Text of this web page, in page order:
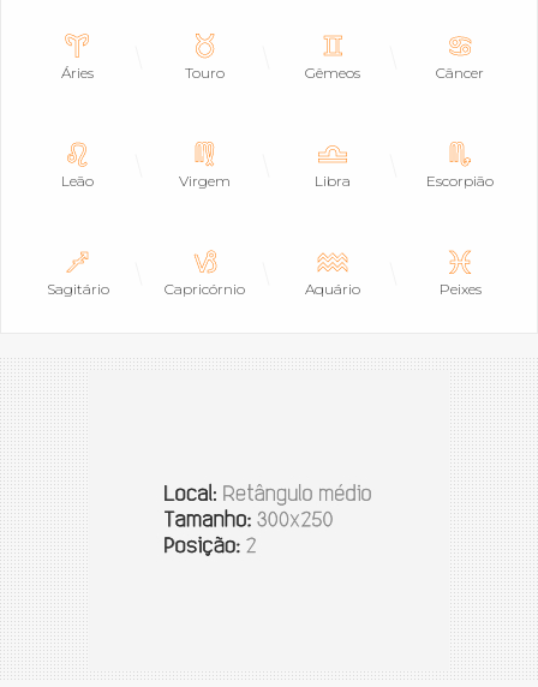
Áries Touro Gêmeos Câncer
Leão Virgem Libra Escorpião
Sagitário Capricórnio Aquário Peixes